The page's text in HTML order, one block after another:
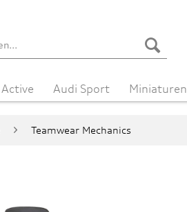
Active Audi Sport Miniaturen
Teamwear Mechanics